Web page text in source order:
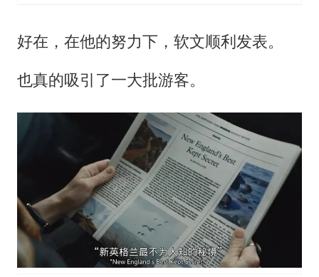
好在，在他的努力下，软文顺利发表。
也真的吸引了一大批游客。